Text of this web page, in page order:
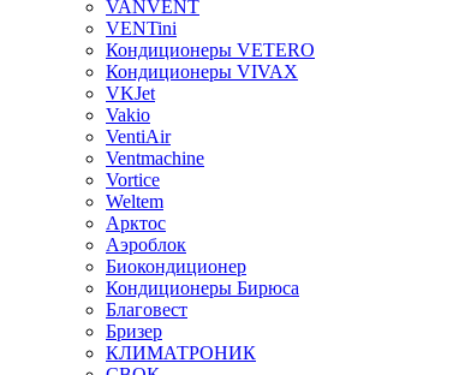
VANVENT
VENTini
Кондиционеры VETERO
Кондиционеры VIVAX
VKJet
Vakio
VentiAir
Ventmachine
Vortice
Weltem
Арктос
Аэроблок
Биокондиционер
Кондиционеры Бирюса
Благовест
Бризер
КЛИМАТРОНИК